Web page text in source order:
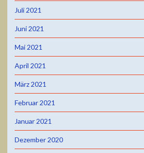
Juli 2021
Juni 2021
Mai 2021
April 2021
März 2021
Februar 2021
Januar 2021
Dezember 2020